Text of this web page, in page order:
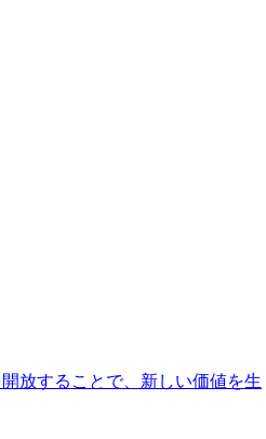
放することで、新しい価値を生